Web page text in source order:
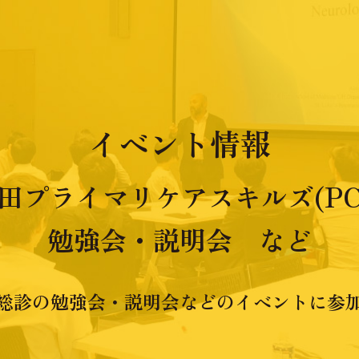
イベント情報
プライマリケアスキルズ
勉強会・説明会 など
診の勉強会・説明会などのイベントに参